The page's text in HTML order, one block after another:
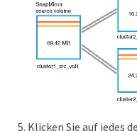
Klicken Sie auf jedes